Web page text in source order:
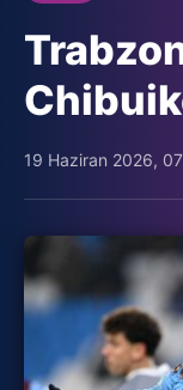
19 Haziran 2026,